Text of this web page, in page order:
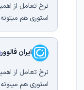
نرخ تعامل از
استوری هم
ایران فالوور
نرخ تعامل از
استوری هم